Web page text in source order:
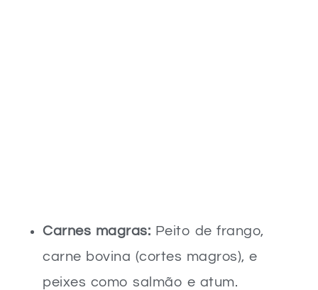
Carnes magras: Peito de frango,
carne bovina (cortes magros), e
peixes como salmão e atum.